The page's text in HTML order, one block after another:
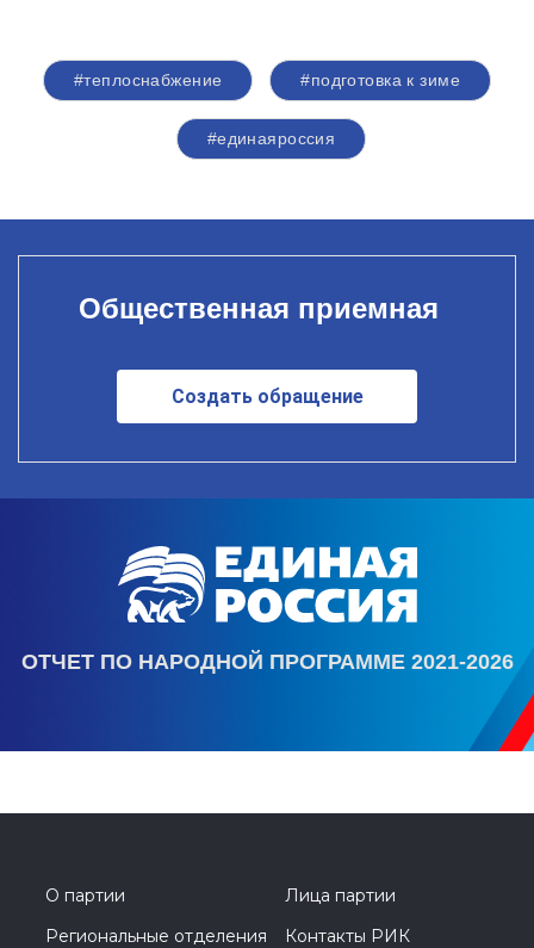
#теплоснабжение #подготовка к зиме
#единаяроссия
Общественная приемная
Создать обращение
ОТЧЕТ ПО НАРОДНОЙ ПРОГРАММЕ 2021-2026
О партии
Лица партии
Региональные отделения
Контакты РИК